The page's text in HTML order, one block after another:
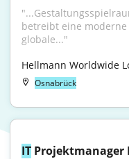
betreibt eine
globale..."
Hellmann Worldwide
Osnabrück
IT